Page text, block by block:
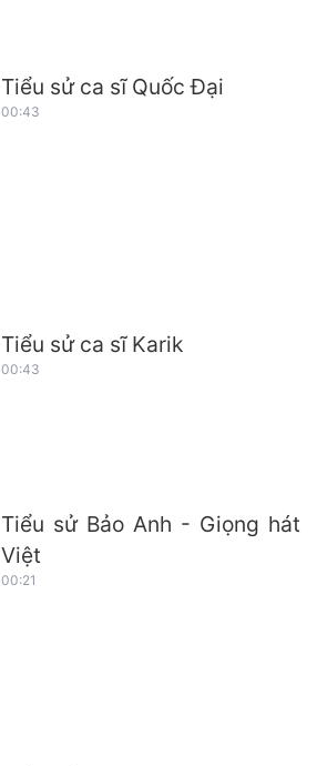
Tiểu sử ca sĩ Quốc Đại
00:43
Tiểu sử ca sĩ Karik
00:43
Tiểu sử Bảo Anh - Giọng hát
Việt
00:21